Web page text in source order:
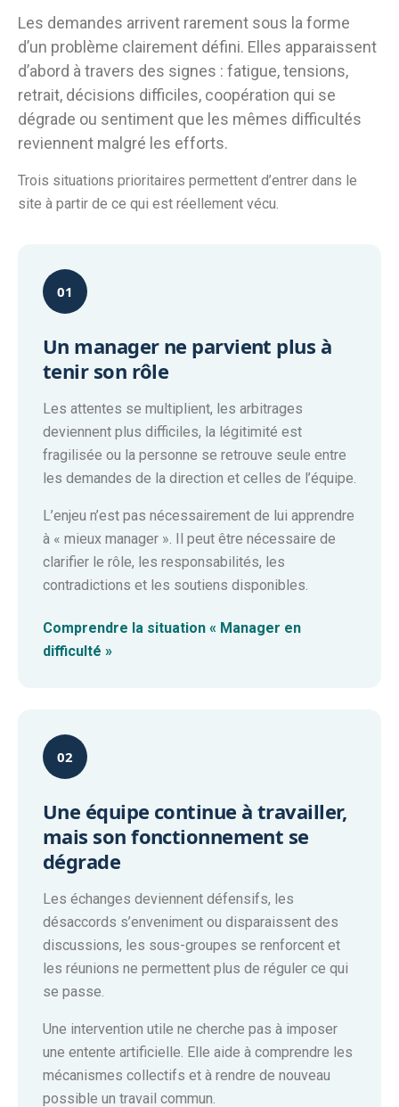
Les demandes arrivent rarement sous la forme
d’un problème clairement défini. Elles apparaissent
d’abord à travers des signes : fatigue, tensions,
retrait, décisions difficiles, coopération qui se
dégrade ou sentiment que les mêmes difficultés
reviennent malgré les efforts.
Trois situations prioritaires permettent d’entrer dans le
site à partir de ce qui est réellement vécu.
01
Un manager ne parvient plus à
tenir son rôle
Les attentes se multiplient, les arbitrages
deviennent plus difficiles, la légitimité est
fragilisée ou la personne se retrouve seule entre
les demandes de la direction et celles de l’équipe.
L’enjeu n’est pas nécessairement de lui apprendre
à « mieux manager ». Il peut être nécessaire de
clarifier le rôle, les responsabilités, les
contradictions et les soutiens disponibles.
Comprendre la situation « Manager en
difficulté »
02
Une équipe continue à travailler,
mais son fonctionnement se
dégrade
Les échanges deviennent défensifs, les
désaccords s’enveniment ou disparaissent des
discussions, les sous-groupes se renforcent et
les réunions ne permettent plus de réguler ce qui
se passe.
Une intervention utile ne cherche pas à imposer
une entente artificielle. Elle aide à comprendre les
mécanismes collectifs et à rendre de nouveau
possible un travail commun.